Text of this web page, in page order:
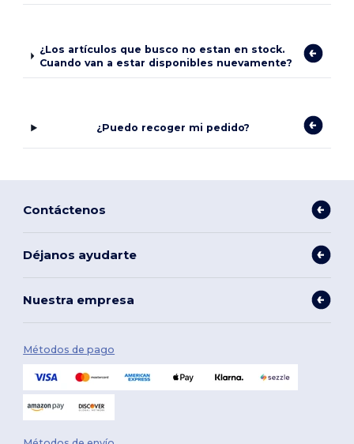
¿Los artículos que busco no estan en stock.
Cuando van a estar disponibles nuevamente?
¿Puedo recoger mi pedido?
Contáctenos
Déjanos ayudarte
Nuestra empresa
Métodos de pago